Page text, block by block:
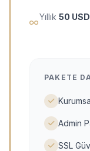
Yıllık 50
PAKETE
Admin
SSL